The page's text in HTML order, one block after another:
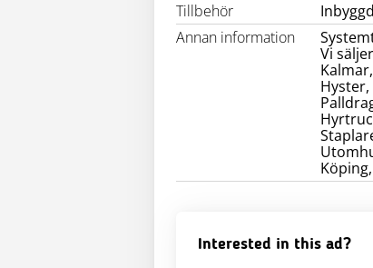
Tillbehör
Annan information
Vi
Hyster,
Interested in this ad?